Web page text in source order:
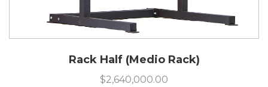
Rack Half (Medio Rack)
$2,640,000.00